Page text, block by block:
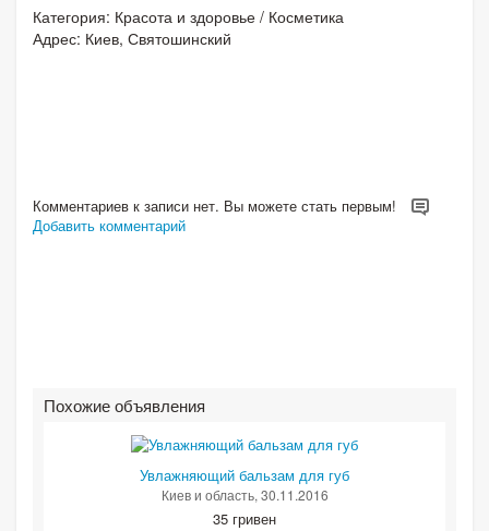
Категория: Красота и здоровье / Косметика
Адрес: Киев, Святошинский
Комментариев к записи нет. Вы можете стать первым!
Добавить комментарий
Похожие объявления
Увлажняющий бальзам для губ
Киев и область, 30.11.2016
35 гривен